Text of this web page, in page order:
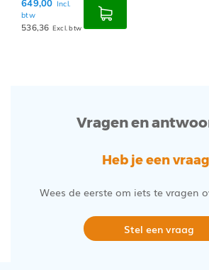
649,00 Incl.
btw
536,36 Excl. btw
Vragen en
Heb je een
Wees de eerste om iets te vragen
Stel een vraag